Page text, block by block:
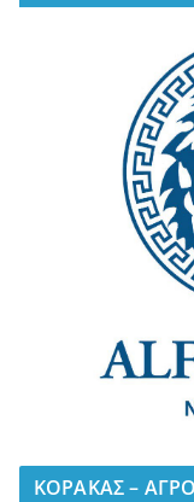
ΚΟΡΑΚΑΣ –